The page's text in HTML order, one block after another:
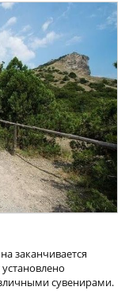
заканчивается
сувенирами.